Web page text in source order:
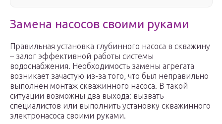
Замена насосов своими руками
Правильная установка глубинного насоса в скважину
– залог эффективной работы системы
водоснабжения. Необходимость замены агрегата
возникает зачастую из-за того, что был неправильно
выполнен монтаж скважинного насоса. В такой
ситуации возможны два выхода: вызвать
специалистов или выполнить установку скважинного
электронасоса своими руками.